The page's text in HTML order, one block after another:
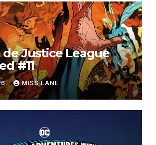
de Justice League
#11
MISS LANE